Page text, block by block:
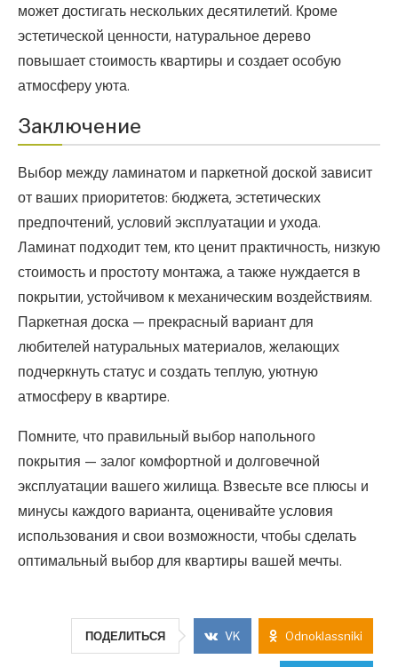
может достигать нескольких десятилетий. Кроме
эстетической ценности, натуральное дерево
повышает стоимость квартиры и создает особую
атмосферу уюта.
Заключение
Выбор между ламинатом и паркетной доской зависит
от ваших приоритетов: бюджета, эстетических
предпочтений, условий эксплуатации и ухода.
Ламинат подходит тем, кто ценит практичность, низкую
стоимость и простоту монтажа, а также нуждается в
покрытии, устойчивом к механическим воздействиям.
Паркетная доска — прекрасный вариант для
любителей натуральных материалов, желающих
подчеркнуть статус и создать теплую, уютную
атмосферу в квартире.
Помните, что правильный выбор напольного
покрытия — залог комфортной и долговечной
эксплуатации вашего жилища. Взвесьте все плюсы и
минусы каждого варианта, оценивайте условия
использования и свои возможности, чтобы сделать
оптимальный выбор для квартиры вашей мечты.
ПОДЕЛИТЬСЯ VK Odnoklassniki